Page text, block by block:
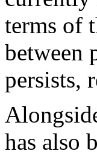
terms of
between
persists,
has also